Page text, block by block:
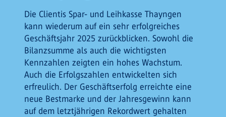
Die Clientis Spar- und Leihkasse Thayngen
kann wiederum auf ein sehr erfolgreiches
Geschäftsjahr 2025 zurückblicken. Sowohl die
Bilanzsumme als auch die wichtigsten
Kennzahlen zeigten ein hohes Wachstum.
Auch die Erfolgszahlen entwickelten sich
erfreulich. Der Geschäftserfolg erreichte eine
neue Bestmarke und der Jahresgewinn kann
auf dem letztjährigen Rekordwert gehalten